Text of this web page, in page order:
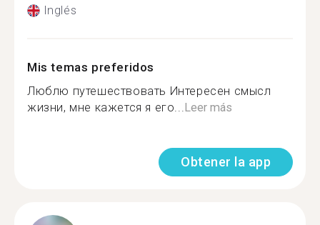
Inglés
Mis temas preferidos
Люблю путешествовать Интересен смысл
жизни, мне кажется я его...Leer más
Obtener la app